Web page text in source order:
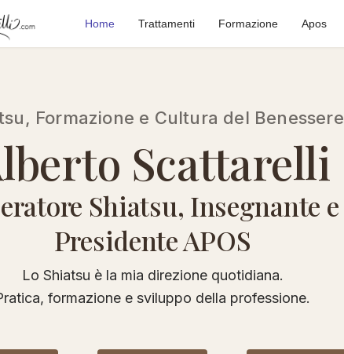
Home Trattamenti Formazione Apos
Formazione e Cultura del Benessere
Scattarelli
Shiatsu, Insegnante e
Presidente APOS
Lo Shiatsu è la mia direzione quotidiana.
formazione e sviluppo della professione.